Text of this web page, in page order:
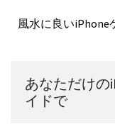
風水に良いiPhone
あなただけの
イドで